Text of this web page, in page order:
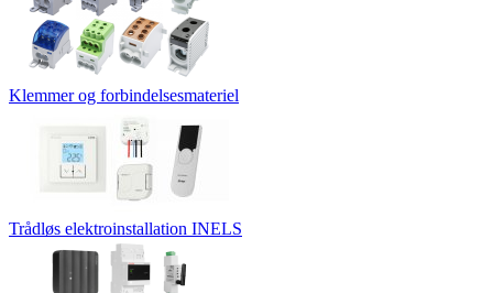
Klemmer og forbindelsesmateriel
Trådløs elektroinstallation INELS